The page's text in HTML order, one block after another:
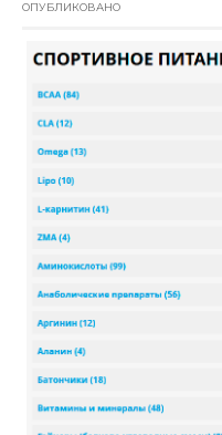
ОПУБЛИКОВАНО